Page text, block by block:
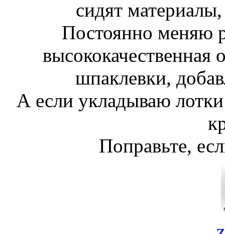
сидят
Постоянно меняю
шпаклевки,
А если укладываю
Поправьте,